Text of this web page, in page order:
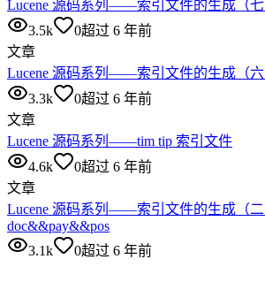
Lucene 源码系列——索引文件的生成（
3.5k
0超过 6 年前
文章
Lucene 源码系列——索引文件的生成（
3.3k
0超过 6 年前
文章
Lucene 源码系列——tim tip 索引文件
4.6k
0超过 6 年前
文章
Lucene 源码系列——索引文件的生成（二
doc&&pay&&pos
3.1k
0超过 6 年前